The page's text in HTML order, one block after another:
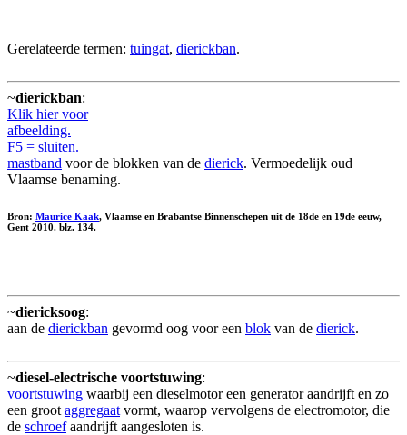
Gerelateerde termen: tuingat, dierickban.
~dierickban:
Klik hier voor
afbeelding.
F5 = sluiten.
mastband voor de blokken van de dierick. Vermoedelijk oud
Vlaamse benaming.
Bron: Maurice Kaak, Vlaamse en Brabantse Binnenschepen uit de 18de en 19de eeuw,
Gent 2010. blz. 134.
~diericksoog:
aan de dierickban gevormd oog voor een blok van de dierick.
~diesel-electrische voortstuwing:
voortstuwing waarbij een dieselmotor een generator aandrijft en zo
een groot aggregaat vormt, waarop vervolgens de electromotor, die
de schroefaandrijft aangesloten is.